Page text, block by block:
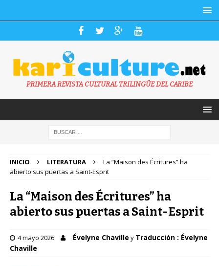
PRIMERA REVISTA CULTURAL TRILINGÜE DEL CARIBE
INICIO LITERATURA
La “Maison des Écritures” ha
abierto sus puertas a Saint-Esprit
La “Maison des Écritures” ha
abierto sus puertas a Saint-Esprit
4 mayo 2026 Évelyne Chaville y Traducción : Évelyne
Chaville